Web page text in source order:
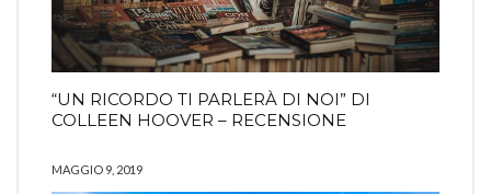
“UN RICORDO TI PARLERÀ DI NOI” DI
COLLEEN HOOVER – RECENSIONE
MAGGIO 9, 2019